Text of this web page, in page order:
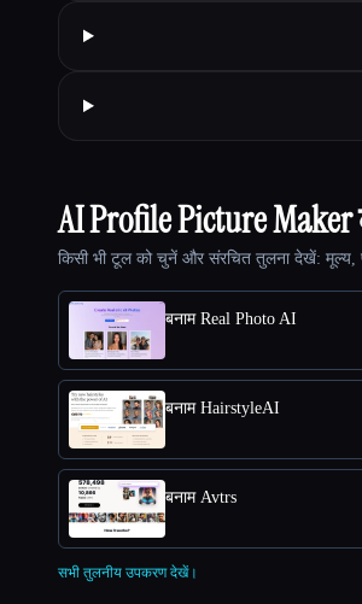
AI Profile Picture
किसी भी टूल को चुनें और संरचित तुलना देखें: मूल्य,
बनाम Real Photo AI
बनाम HairstyleAI
बनाम Avtrs
सभी तुलनीय उपकरण देखें।